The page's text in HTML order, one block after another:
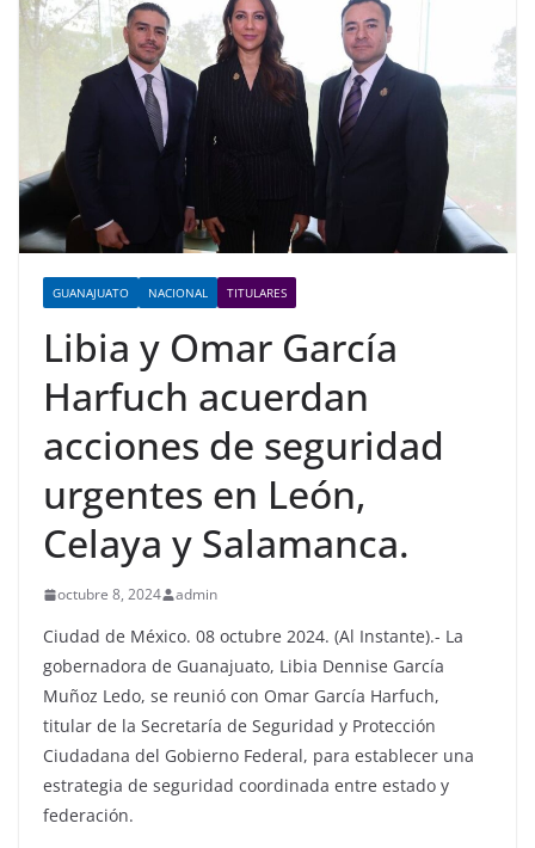
GUANAJUATO NACIONAL TITULARES
Libia y Omar García
Harfuch acuerdan
acciones de seguridad
urgentes en León,
Celaya y Salamanca.
octubre 8, 2024 admin
Ciudad de México. 08 octubre 2024. (Al Instante).- La
gobernadora de Guanajuato, Libia Dennise García
Muñoz Ledo, se reunió con Omar García Harfuch,
titular de la Secretaría de Seguridad y Protección
Ciudadana del Gobierno Federal, para establecer una
estrategia de seguridad coordinada entre estado y
federación.